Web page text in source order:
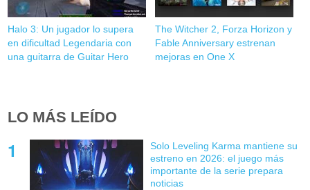
Halo 3: Un jugador lo supera
en dificultad Legendaria con
una guitarra de Guitar Hero
The Witcher 2, Forza Horizon y
Fable Anniversary estrenan
mejoras en One X
LO MÁS LEÍDO
Solo Leveling Karma mantiene su
estreno en 2026: el juego más
importante de la serie prepara
noticias